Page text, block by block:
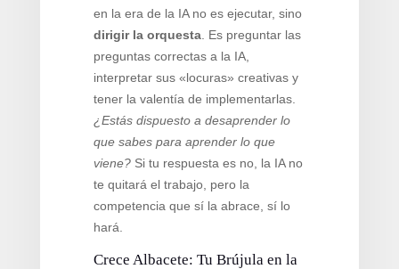
en la era de la IA no es ejecutar, sino
dirigir la orquesta. Es preguntar las
preguntas correctas a la IA,
interpretar sus «locuras» creativas y
tener la valentía de implementarlas.
¿Estás dispuesto a desaprender lo
que sabes para aprender lo que
viene?Si tu respuesta es no, la IA no
te quitará el trabajo, pero la
competencia que sí la abrace, sí lo
hará.
Crece Albacete: Tu Brújula en la